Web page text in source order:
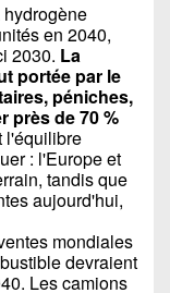
en 2040,
2030. La
portée par le
péniches,
près de 70 %
l'équilibre
: l'Europe et
tandis que
aujourd'hui,
mondiales
devraient
Les camions